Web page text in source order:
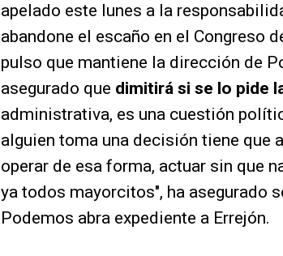
apelado este lunes a la
abandone el escaño en el Congreso
pulso que mantiene la dirección de
asegurado que dimitirá si se lo pide
administrativa, es una cuestión
alguien toma una decisión tiene que
operar de esa forma, actuar sin que
ya todos mayorcitos", ha asegurado
Podemos abra expediente a Errejón.